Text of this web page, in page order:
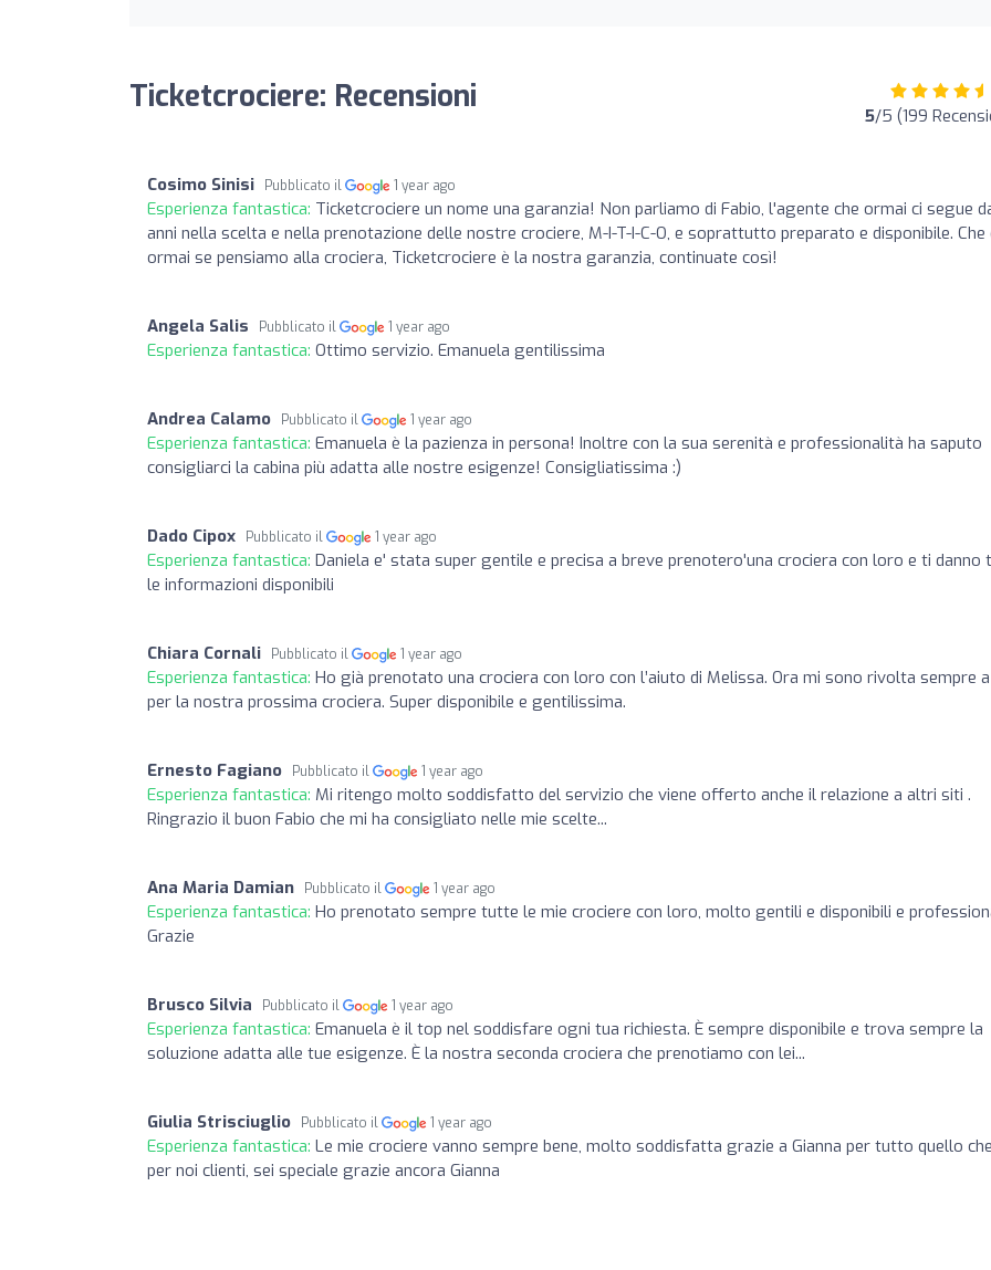
Ticketcrociere: Recensioni 5/5 (199
Cosimo Sinisi Pubblicato il 1 year ago
Esperienza fantastica: Ticketcrociere un nome una garanzia! Non parliamo di Fabio, l'agente che ormai ci segue
anni nella scelta e nella prenotazione delle nostre crociere, M-I-T-I-C-O, e soprattutto preparato e disponibile. Che
ormai se pensiamo alla crociera, Ticketcrociere è la nostra garanzia, continuate così!
Angela Salis Pubblicato il 1 year ago
Esperienza fantastica: Ottimo servizio. Emanuela gentilissima
Andrea Calamo Pubblicato il 1 year ago
Esperienza fantastica: Emanuela è la pazienza in persona! Inoltre con la sua serenità e professionalità ha saputo
consigliarci la cabina più adatta alle nostre esigenze! Consigliatissima :)
Dado Cipox Pubblicato il 1 year ago
Esperienza fantastica: Daniela e' stata super gentile e precisa a breve prenotero'una crociera con loro e ti danno
le informazioni disponibili
Chiara Cornali Pubblicato il 1 year ago
Esperienza fantastica: Ho già prenotato una crociera con loro con l’aiuto di Melissa. Ora mi sono rivolta sempre
per la nostra prossima crociera. Super disponibile e gentilissima.
Ernesto Fagiano Pubblicato il 1 year ago
Esperienza fantastica: Mi ritengo molto soddisfatto del servizio che viene offerto anche il relazione a altri siti .
Ringrazio il buon Fabio che mi ha consigliato nelle mie scelte...
Ana Maria Damian Pubblicato il 1 year ago
Esperienza fantastica: Ho prenotato sempre tutte le mie crociere con loro, molto gentili e disponibili e
Grazie
Brusco Silvia Pubblicato il 1 year ago
Esperienza fantastica: Emanuela è il top nel soddisfare ogni tua richiesta. È sempre disponibile e trova sempre la
soluzione adatta alle tue esigenze. È la nostra seconda crociera che prenotiamo con lei...
Giulia Strisciuglio Pubblicato il 1 year ago
Esperienza fantastica: Le mie crociere vanno sempre bene, molto soddisfatta grazie a Gianna per tutto quello
per noi clienti, sei speciale grazie ancora Gianna